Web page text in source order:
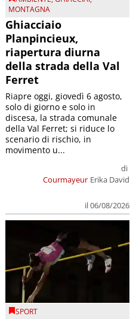
MONTAGNA
Ghiacciaio
Planpincieux,
riapertura diurna
della strada della Val
Ferret
Courmayeur
di
Erika David
il 06/08/2026
Riapre oggi, giovedì 6 agosto,
solo di giorno e solo in
discesa, la strada comunale
della Val Ferret; si riduce lo
scenario di rischio, in
movimento u...
SPORT